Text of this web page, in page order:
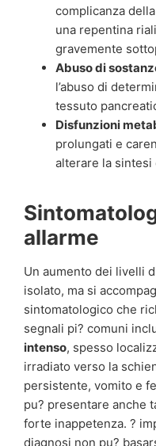
complicanza
una repentina
gravemente
Abuso di
l’abuso di
tessuto
Disfunzioni
prolungati e
alterare la sintesi
allarme
Un aumento dei livelli
isolato, ma si
sintomatologico che
segnali pi? comuni
intenso, spesso
irradiato verso la
persistente, vomito e
pu? presentare anche
forte inappetenza. ?
diagnosi non pu?